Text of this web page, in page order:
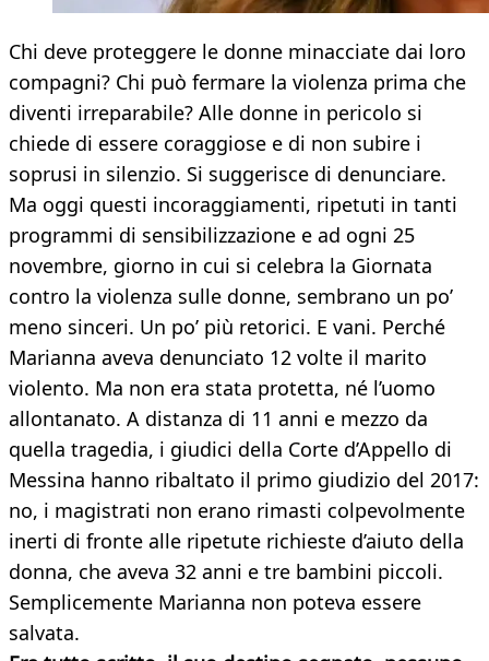
Chi deve proteggere le donne minacciate dai loro
compagni? Chi può fermare la violenza prima che
diventi irreparabile? Alle donne in pericolo si
chiede di essere coraggiose e di non subire i
soprusi in silenzio. Si suggerisce di denunciare.
Ma oggi questi incoraggiamenti, ripetuti in tanti
programmi di sensibilizzazione e ad ogni 25
novembre, giorno in cui si celebra la Giornata
contro la violenza sulle donne, sembrano un po’
meno sinceri. Un po’ più retorici. E vani. Perché
Marianna aveva denunciato 12 volte il marito
violento. Ma non era stata protetta, né l’uomo
allontanato. A distanza di 11 anni e mezzo da
quella tragedia, i giudici della Corte d’Appello di
Messina hanno ribaltato il primo giudizio del 2017:
no, i magistrati non erano rimasti colpevolmente
inerti di fronte alle ripetute richieste d’aiuto della
donna, che aveva 32 anni e tre bambini piccoli.
Semplicemente Marianna non poteva essere
salvata.